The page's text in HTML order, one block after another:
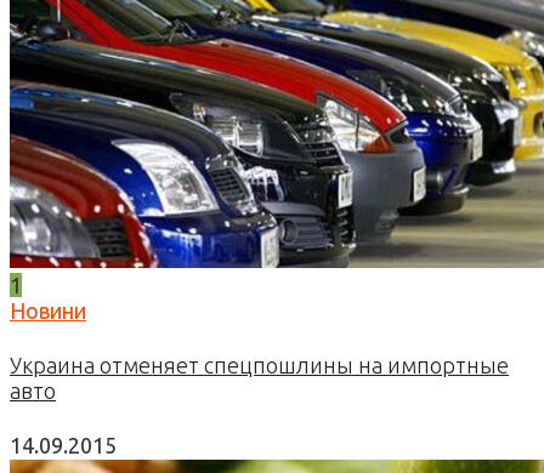
1
Новини
Украина отменяет спецпошлины на импортные
авто
14.09.2015